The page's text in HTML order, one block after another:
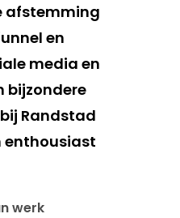
afstemming
en
media en
bijzondere
Randstad
enthousiast
werk